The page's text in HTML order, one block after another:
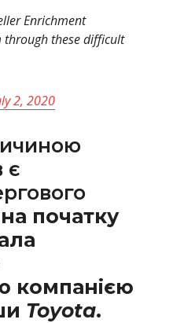
Enrichment
these difficult
2, 2020
є
на початку
компанією
Toyota.